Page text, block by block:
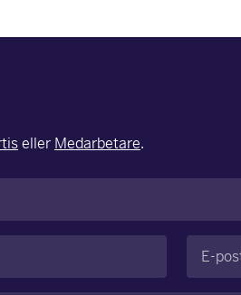
eller Medarbetare.